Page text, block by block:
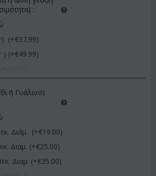
:
(+€37.99)
) (+€49.99)
ή Γυάλινο)
Διάμ. (+€19.00)
Διαμ. (+€25.00)
Διαμ. (+€35.00)